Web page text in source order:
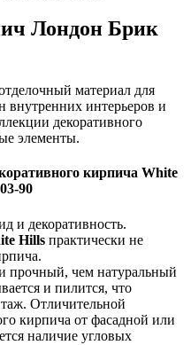
Лондон Брик
материал для
внутренних интерьеров и
декоративного
элементы.
кирпича White
90
и декоративность.
Hills практически не
прочный, чем натуральный
и пилится, что
Отличительной
кирпича от фасадной или
наличие угловых